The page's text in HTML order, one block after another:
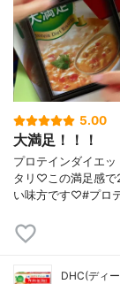
5.00
大満足！！！
プロテインダイエ
タリ♡この満足感で
い味方です♡#プロ
DHC(ディ